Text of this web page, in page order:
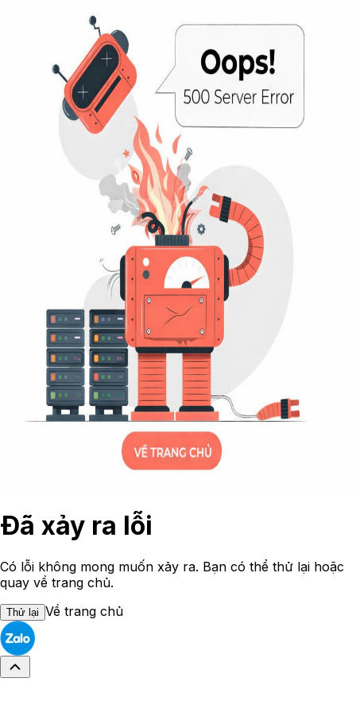
Đã xảy ra lỗi
Có lỗi không mong muốn xảy ra. Bạn có thể thử lại hoặc
quay về trang chủ.
Thử lại Về trang chủ